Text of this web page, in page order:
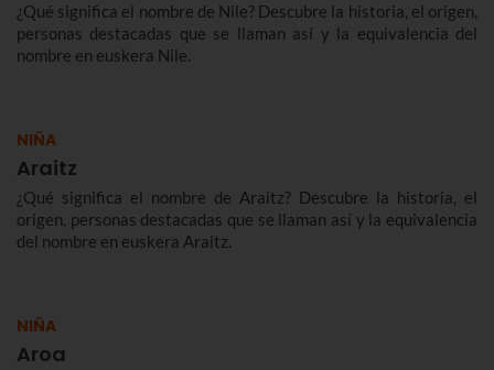
¿Qué significa el nombre de Nile? Descubre la historia, el origen,
personas destacadas que se llaman así y la equivalencia del
nombre en euskera Nile.
NIÑA
Araitz
¿Qué significa el nombre de Araitz? Descubre la historia, el
origen, personas destacadas que se llaman así y la equivalencia
del nombre en euskera Araitz.
NIÑA
Aroa